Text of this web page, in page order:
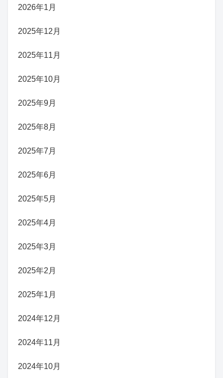
2026年1月
2025年12月
2025年11月
2025年10月
2025年9月
2025年8月
2025年7月
2025年6月
2025年5月
2025年4月
2025年3月
2025年2月
2025年1月
2024年12月
2024年11月
2024年10月